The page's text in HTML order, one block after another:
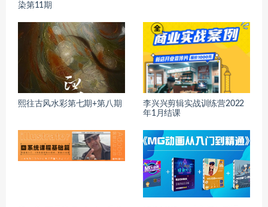
染第11期
熙往古风水彩第七期+第八期
李兴兴剪辑实战训练营2022
年1月结课